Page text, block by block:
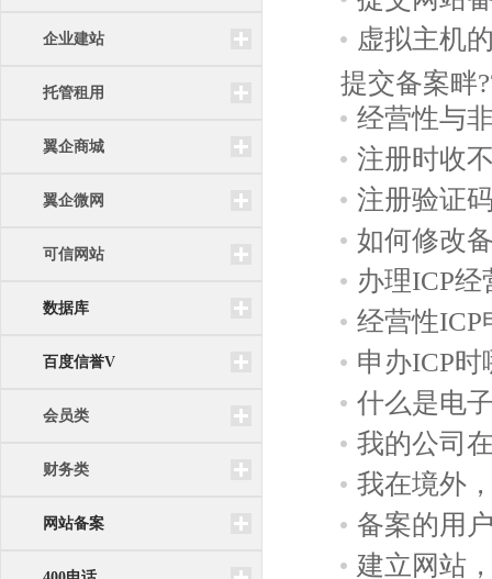
企业建站
托管租用
翼企商城
翼企微网
可信网站
数据库
百度信誉V
会员类
财务类
网站备案
虚拟主机
提交备案畔
经营性与
注册时收
注册验证
如何修改
办理ICP
经营性
申办ICP
什么是电
我的公司
我在境外
备案的用
建立网站